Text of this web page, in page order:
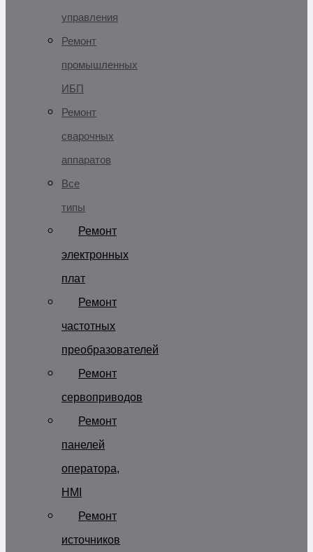
управления
Ремонт
промышленных
ИБП
Ремонт
сварочных
аппаратов
Все
типы
Ремонт
электронных
плат
Ремонт
частотных
преобразователей
Ремонт
сервоприводов
Ремонт
панелей
оператора,
HMI
Ремонт
источников